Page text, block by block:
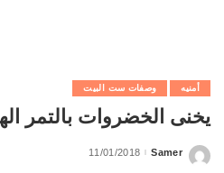
أمنيه وصفات ست البيت
يخنى الخضروات بالتمر
Posted
Samer
11/01/2018